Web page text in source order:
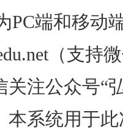
PC端和移动
（支持
关注公众号“
本系统用于